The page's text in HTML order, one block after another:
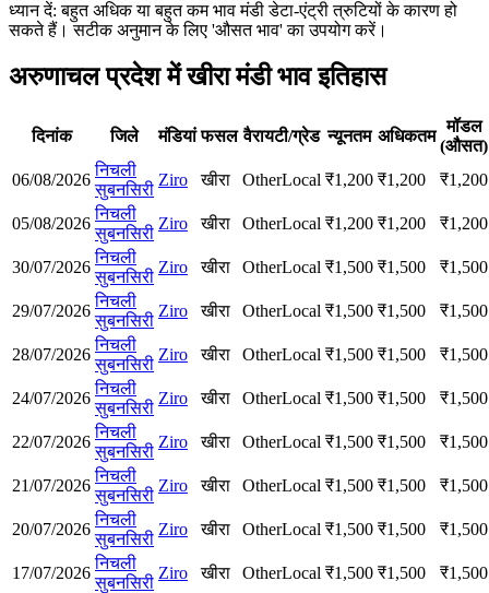
ध्यान दें: बहुत अधिक या बहुत कम भाव मंडी डेटा-एंट्री त्रुटियों के कारण हो
सकते हैं। सटीक अनुमान के लिए 'औसत भाव' का उपयोग करें।
अरुणाचल प्रदेश में खीरा मंडी भाव इतिहास
दिनांक जिले मंडियां फसल वैरायटी/ग्रेड न्यूनतम अधिकतम
मॉडल
(औसत)
06/08/2026
निचली
सुबनसिरी
Ziro खीरा OtherLocal ₹1,200 ₹1,200 ₹1,200
05/08/2026
निचली
सुबनसिरी
Ziro खीरा OtherLocal ₹1,200 ₹1,200 ₹1,200
30/07/2026
निचली
सुबनसिरी
Ziro खीरा OtherLocal ₹1,500 ₹1,500 ₹1,500
29/07/2026
निचली
सुबनसिरी
Ziro खीरा OtherLocal ₹1,500 ₹1,500 ₹1,500
28/07/2026
निचली
सुबनसिरी
Ziro खीरा OtherLocal ₹1,500 ₹1,500 ₹1,500
24/07/2026
निचली
सुबनसिरी
Ziro खीरा OtherLocal ₹1,500 ₹1,500 ₹1,500
22/07/2026
निचली
सुबनसिरी
Ziro खीरा OtherLocal ₹1,500 ₹1,500 ₹1,500
21/07/2026
निचली
सुबनसिरी
Ziro खीरा OtherLocal ₹1,500 ₹1,500 ₹1,500
20/07/2026
निचली
सुबनसिरी
Ziro खीरा OtherLocal ₹1,500 ₹1,500 ₹1,500
17/07/2026
निचली
सुबनसिरी
Ziro खीरा OtherLocal ₹1,500 ₹1,500 ₹1,500